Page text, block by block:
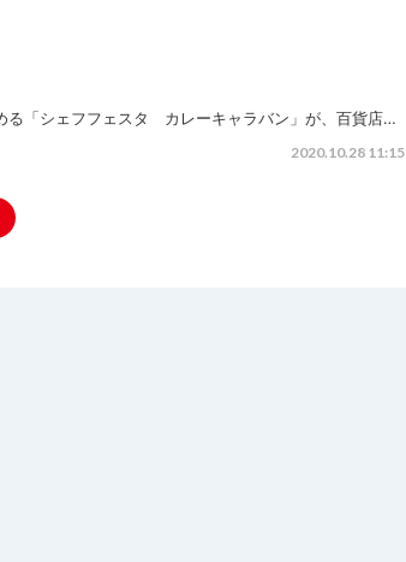
る「シェフフェスタ カレーキャラバン」が、百貨店…
2020.10.28 11:15